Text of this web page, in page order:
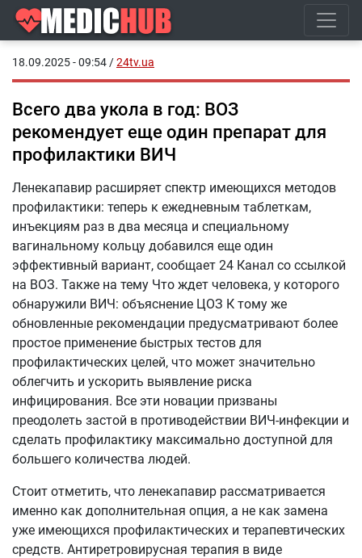
18.09.2025 - 09:54 /24tv.ua
Всего два укола в год: ВОЗ
рекомендует еще один препарат для
профилактики ВИЧ
Ленекапавир расширяет спектр имеющихся методов
профилактики: теперь к ежедневным таблеткам,
инъекциям раз в два месяца и специальному
вагинальному кольцу добавился еще один
эффективный вариант, сообщает 24 Канал со ссылкой
на ВОЗ. Также на тему Что ждет человека, у которого
обнаружили ВИЧ: объяснение ЦОЗ К тому же
обновленные рекомендации предусматривают более
простое применение быстрых тестов для
профилактических целей, что может значительно
облегчить и ускорить выявление риска
инфицирования. Все эти новации призваны
преодолеть застой в противодействии ВИЧ-инфекции и
сделать профилактику максимально доступной для
большего количества людей.
Стоит отметить, что ленекапавир рассматривается
именно как дополнительная опция, а не как замена
уже имеющихся профилактических и терапевтических
средств. Антиретровирусная терапия в виде